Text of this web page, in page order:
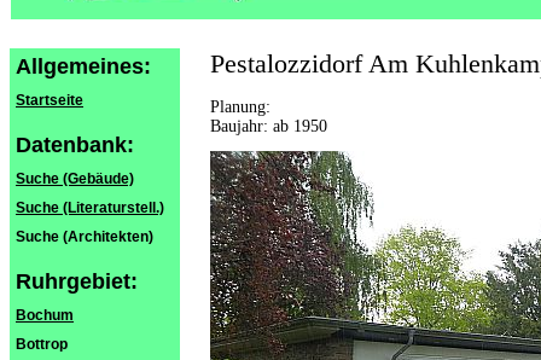
Allgemeines:
Startseite
Datenbank:
Suche (Gebäude)
Suche (Literaturstell.)
Suche (Architekten)
Ruhrgebiet:
Bochum
Bottrop
Pestalozzidorf Am
Planung:
Baujahr: ab 1950